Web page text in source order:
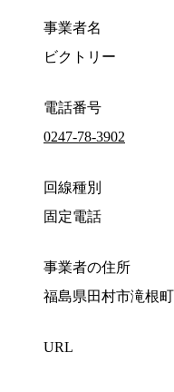
事業者名
ビクトリー
電話番号
0247-78-3902
回線種別
固定電話
事業者の住所
福島県田村市滝根
URL